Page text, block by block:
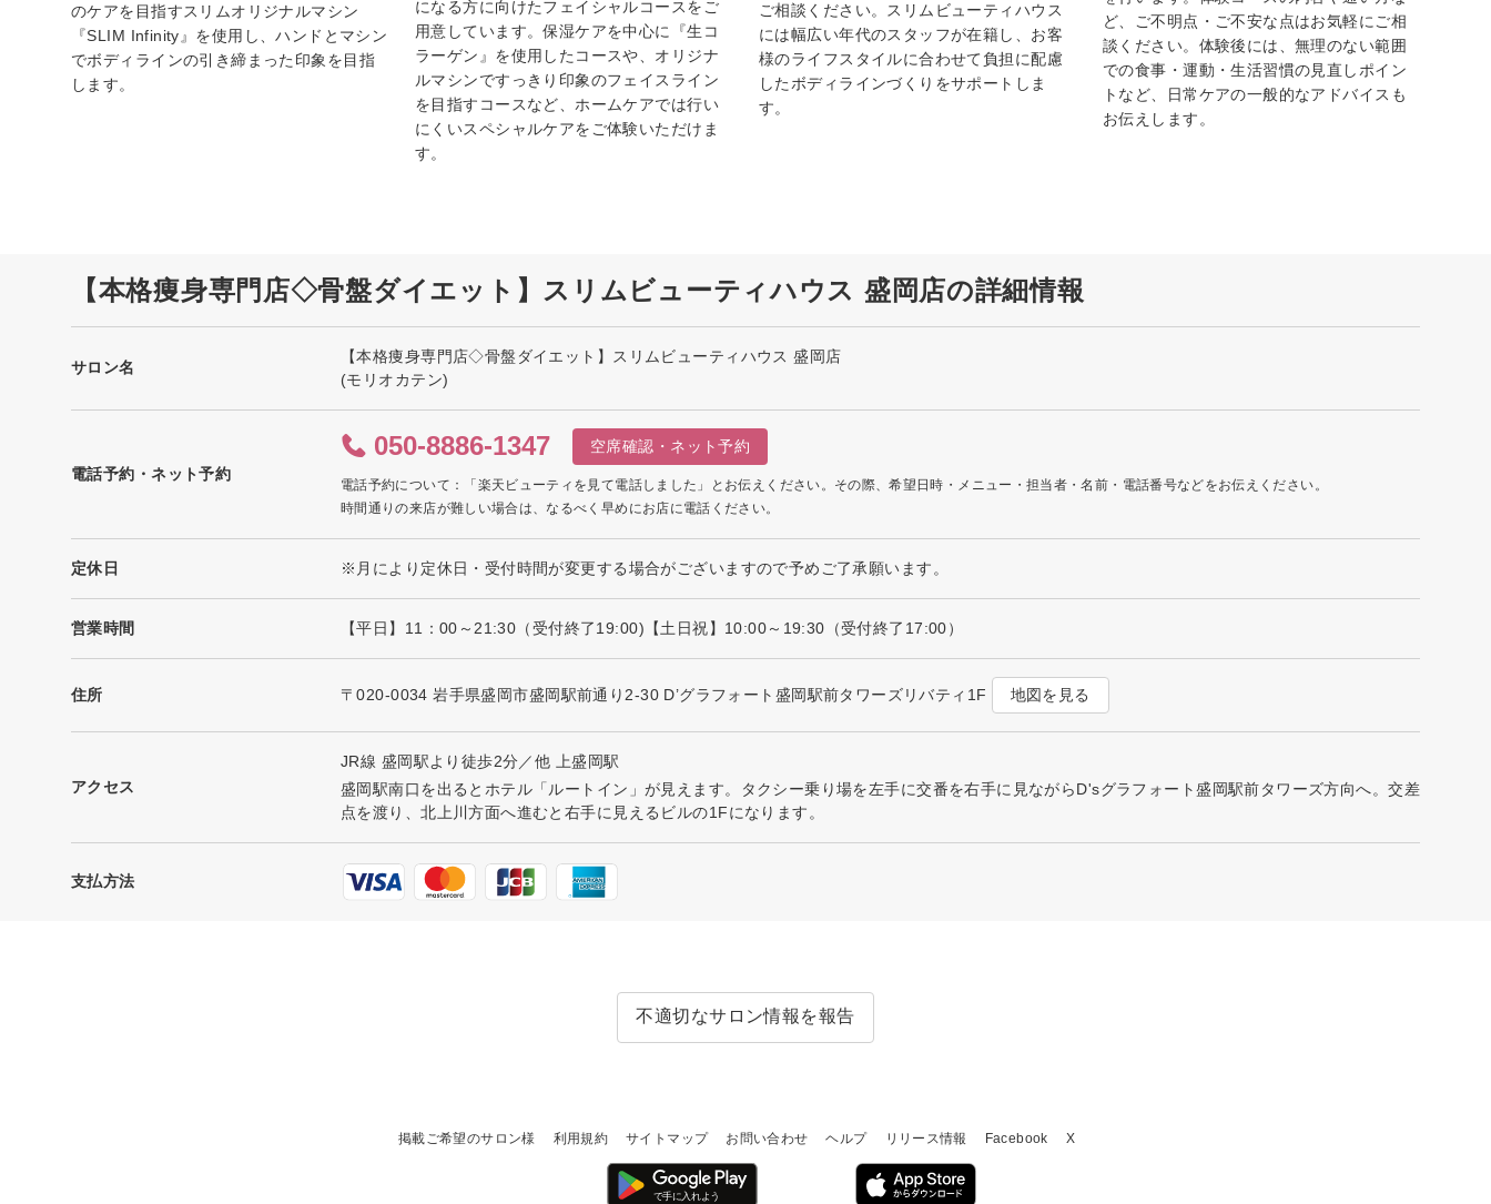
のケアを目指すスリムオリジナルマシン
『SLIM Infinity』を使用し、ハンドとマシン
でボディラインの引き締まった印象を目指
します。
になる方に向けたフェイシャルコースをご
用意しています。保湿ケアを中心に『生コ
ラーゲン』を使用したコースや、オリジナ
ルマシンですっきり印象のフェイスライン
を目指すコースなど、ホームケアでは行い
にくいスペシャルケアをご体験いただけま
す。
ご相談ください。スリムビューティハウス
には幅広い年代のスタッフが在籍し、お客
様のライフスタイルに合わせて負担に配慮
したボディラインづくりをサポートしま
す。
ど、ご不明点・ご不安な点はお気軽にご相
談ください。体験後には、無理のない範囲
での食事・運動・生活習慣の見直しポイン
トなど、日常ケアの一般的なアドバイスも
お伝えします。
【本格痩身専門店◇骨盤ダイエット】スリムビューティハウス 盛岡店の詳細情報
サロン名
【本格痩身専門店◇骨盤ダイエット】スリムビューティハウス 盛岡店
(モリオカテン)
電話予約・ネット予約
050-8886-1347 空席確認・ネット予約
電話予約について：「楽天ビューティを見て電話しました」とお伝えください。その際、希望日時・メニュー・担当者・名前・電話番号などをお伝えください。
時間通りの来店が難しい場合は、なるべく早めにお店に電話ください。
定休日 ※月により定休日・受付時間が変更する場合がございますので予めご了承願います。
営業時間 【平日】11：00～21:30（受付終了19:00)【土日祝】10:00～19:30（受付終了17:00）
住所 〒020-0034 岩手県盛岡市盛岡駅前通り2-30 D’グラフォート盛岡駅前タワーズリバティ1F 地図を見る
アクセス
JR線 盛岡駅より徒歩2分／他 上盛岡駅
盛岡駅南口を出るとホテル「ルートイン」が見えます。タクシー乗り場を左手に交番を右手に見ながらD'sグラフォート盛岡駅前タワーズ方向へ。交差
点を渡り、北上川方面へ進むと右手に見えるビルの1Fになります。
支払方法
不適切なサロン情報を報告
掲載ご希望のサロン様 利用規約 サイトマップ お問い合わせ ヘルプ リリース情報 Facebook X